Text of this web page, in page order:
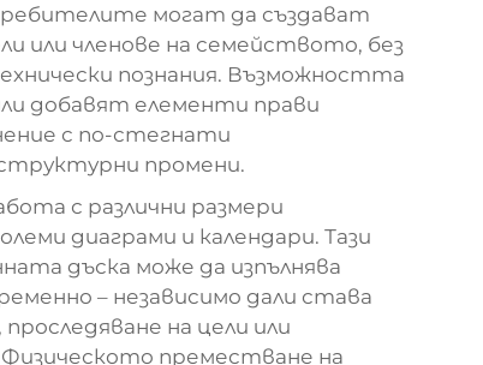
могат да създават
или членове на семейството, без
познания. Възможността
добавят елементи прави
с по-стегнати
промени.
с различни размери
диаграми и календари. Тази
дъска може да изпълнява
– независимо дали става
на цели или
преместване на